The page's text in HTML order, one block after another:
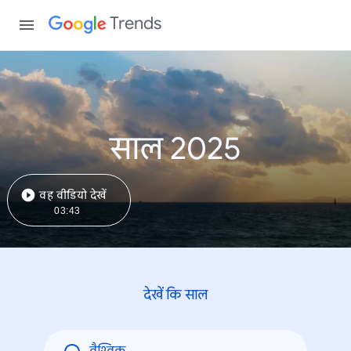
Trends
साल 2025
वह वीडियो देखें
03:43
देखें कि साल